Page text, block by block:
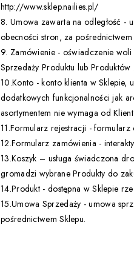
http://www.sklep.nailies.pl/
8. Umowa zawarta na odległość -
obecności stron, za pośrednictwem
9. Zamówienie - oświadczenie
Sprzedaży Produktu lub
10.Konto - konto klienta w Sklepie,
dodatkowych funkcjonalności jak
asortymentem nie wymaga od
11.Formularz rejestracji - formularz
12.Formularz zamówienia -
13.Koszyk – usługa świadczona
gromadzi wybrane Produkty do
14.Produkt - dostępna w Sklepie
15.Umowa Sprzedaży - umowa
pośrednictwem Sklepu.